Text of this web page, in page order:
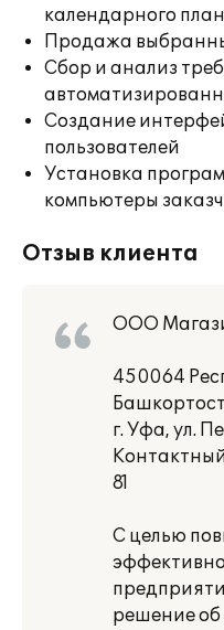
календарного
Продажа
Сбор и анализ
Создание
пользователей
Установка
компьютеры
Отзыв клиента
ООО
450064
г. Уфа, ул.
81
С целью
решение